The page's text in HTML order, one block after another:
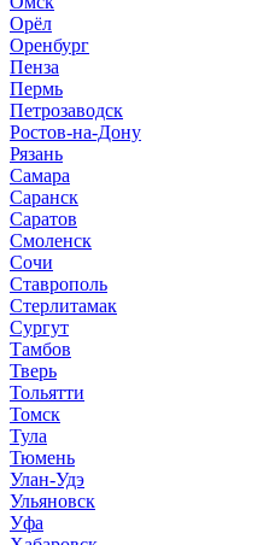
Орёл
Оренбург
Пенза
Пермь
Петрозаводск
Ростов-на-Дону
Рязань
Самара
Саранск
Саратов
Смоленск
Сочи
Ставрополь
Стерлитамак
Сургут
Тамбов
Тверь
Тольятти
Томск
Тула
Тюмень
Улан-Удэ
Ульяновск
Уфа